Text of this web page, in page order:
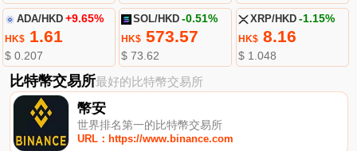
ADA/HKD +9.65%
HK$1.61
$ 0.207
SOL/HKD -0.51%
HK$ 573.57
$ 73.62
XRP/HKD -1.15%
HK$8.16
$ 1.048
比特幣交易所最好的比特幣交易所
幣安
世界排名第一的比特幣交易所
URL：https://www.binance.com